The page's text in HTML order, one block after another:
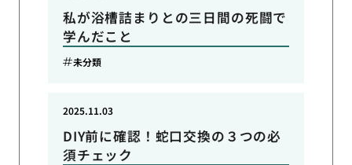
私が浴槽詰まりとの三日間の死闘で
学んだこと
未分類
DIY前に確認！蛇口交換の３つの必
須チェック
2025.11.03